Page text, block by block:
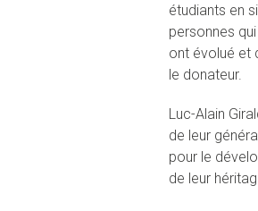
étudiants en
personnes
ont évolué et
le donateur.
Luc-Alain
de leur
pour le
de leur